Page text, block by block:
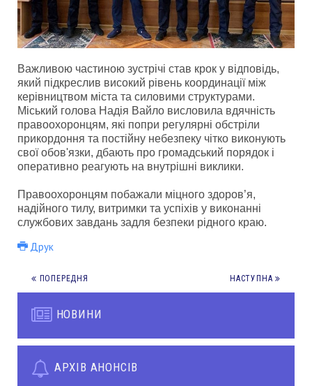
Важливою частиною зустрічі став крок у відповідь,
який підкреслив високий рівень координації між
керівництвом міста та силовими структурами.
Міський голова Надія Вайло висловила вдячність
правоохоронцям, які попри регулярні обстріли
прикордоння та постійну небезпеку чітко виконують
свої обов'язки, дбають про громадський порядок і
оперативно реагують на внутрішні виклики.
Правоохоронцям побажали міцного здоров’я,
надійного тилу, витримки та успіхів у виконанні
службових завдань задля безпеки рідного краю.
Друк
ПОПЕРЕДНЯ НАСТУПНА
НОВИНИ
АРХІВ АНОНСІВ